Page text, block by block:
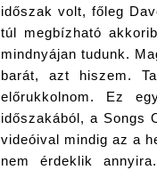
időszak volt, főleg
túl megbízható
mindnyájan tudunk.
barát, azt hiszem.
előrukkolnom. Ez
időszakából, a Songs
videóival mindig az a
nem érdeklik